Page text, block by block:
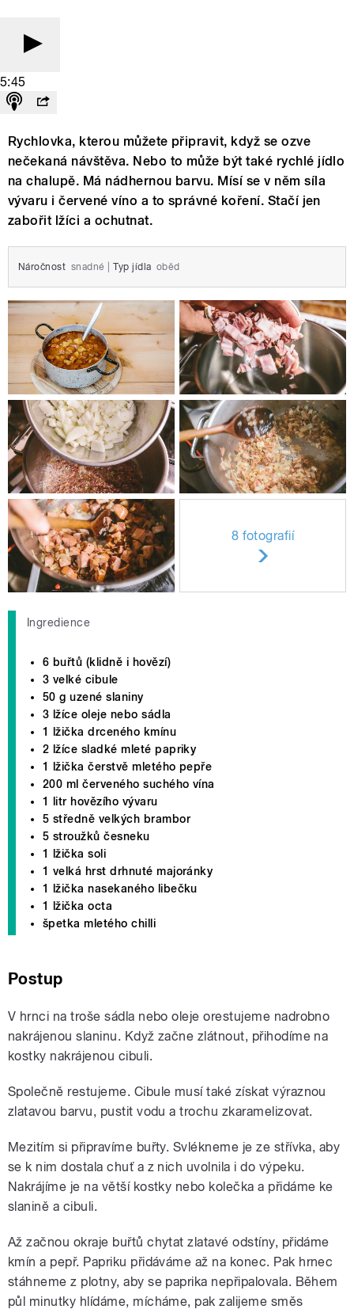
5:45
Rychlovka, kterou můžete připravit, když se ozve
nečekaná návštěva. Nebo to může být také rychlé jídlo
na chalupě. Má nádhernou barvu. Mísí se v něm síla
vývaru i červené víno a to správné koření. Stačí jen
zabořit lžíci a ochutnat.
Náročnost snadné Typ jídla oběd
8 fotografií
Ingredience
6 buřtů (klidně i hovězí)
3 velké cibule
50 g uzené slaniny
3 lžíce oleje nebo sádla
1 lžička drceného kmínu
2 lžíce sladké mleté papriky
1 lžička čerstvě mletého pepře
200 ml červeného suchého vína
1 litr hovězího vývaru
5 středně velkých brambor
5 stroužků česneku
1 lžička soli
1 velká hrst drhnuté majoránky
1 lžička nasekaného libečku
1 lžička octa
špetka mletého chilli
Postup
V hrnci na troše sádla nebo oleje orestujeme nadrobno
nakrájenou slaninu. Když začne zlátnout, přihodíme na
kostky nakrájenou cibuli.
Společně restujeme. Cibule musí také získat výraznou
zlatavou barvu, pustit vodu a trochu zkaramelizovat.
Mezitím si připravíme buřty. Svlékneme je ze střívka, aby
se k nim dostala chuť a z nich uvolnila i do výpeku.
Nakrájíme je na větší kostky nebo kolečka a přidáme ke
slanině a cibuli.
Až začnou okraje buřtů chytat zlatavé odstíny, přidáme
kmín a pepř. Papriku přidáváme až na konec. Pak hrnec
stáhneme z plotny, aby se paprika nepřipalovala. Během
půl minutky hlídáme, mícháme, pak zalijeme směs